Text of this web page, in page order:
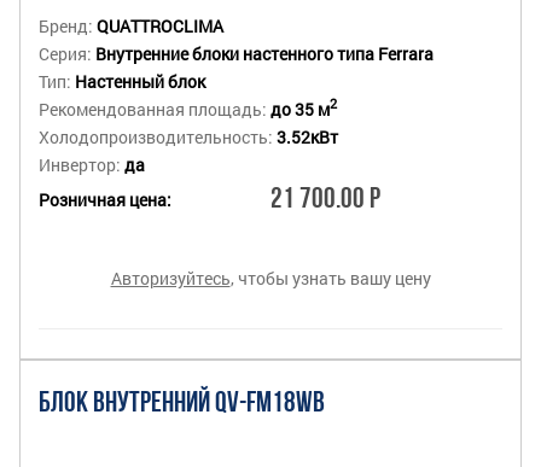
Бренд: QUATTROCLIMA
Серия: Внутренние блоки настенного типа Ferrara
Тип: Настенный блок
Рекомендованная площадь: до 35 м2
Холодопроизводительность: 3.52кВт
Инвертор: да
Розничная цена:
21 700.00 Р
Авторизуйтесь, чтобы узнать вашу цену
БЛОК ВНУТРЕННИЙ QV-FM18WB